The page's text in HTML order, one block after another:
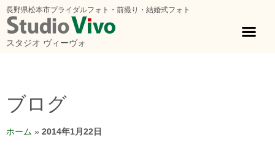
長野県松本市ブライダルフォト・前撮り・結婚式フォト
スタジオ ヴィーヴォ
ブログ
ホーム » 2014年1月22日